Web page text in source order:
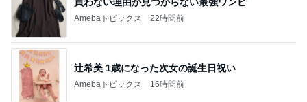
Amebaトピックス 22時間前
辻希美 1歳になった次女の誕生日祝い
Amebaトピックス 16時間前